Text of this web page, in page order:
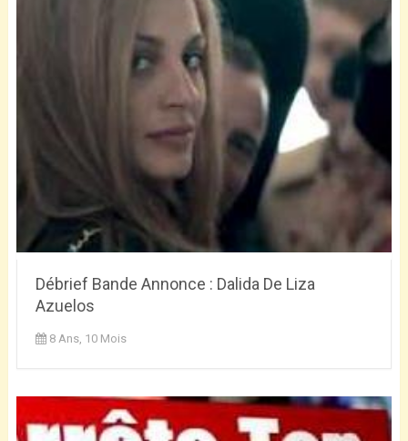
Débrief Bande Annonce : Dalida De Liza
Azuelos
8 Ans, 10 Mois